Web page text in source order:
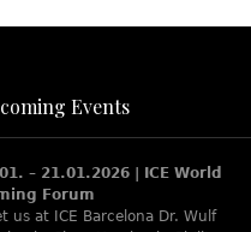
Events
– 21.01.2026 | ICE World
Forum
us at ICE Barcelona Dr. Wulf